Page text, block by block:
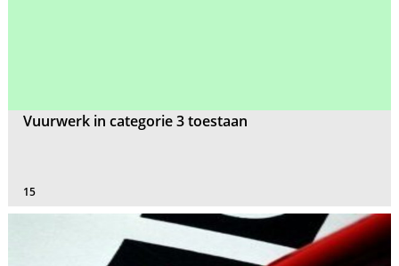
Vuurwerk in categorie 3 toestaan
15